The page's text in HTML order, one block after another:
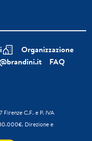
Organizzazione
FAQ
C.F. e P. IVA
Direzione e